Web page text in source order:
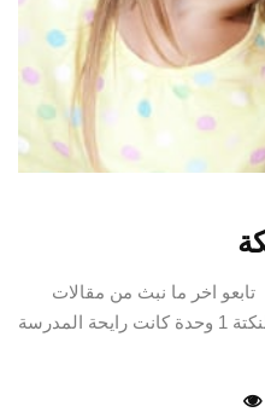
اخر ما نبث من مقالات
متميزة على صفحتنا بالفيسبوك : النكتة 1 وحدة كانت رايحة المدرسة